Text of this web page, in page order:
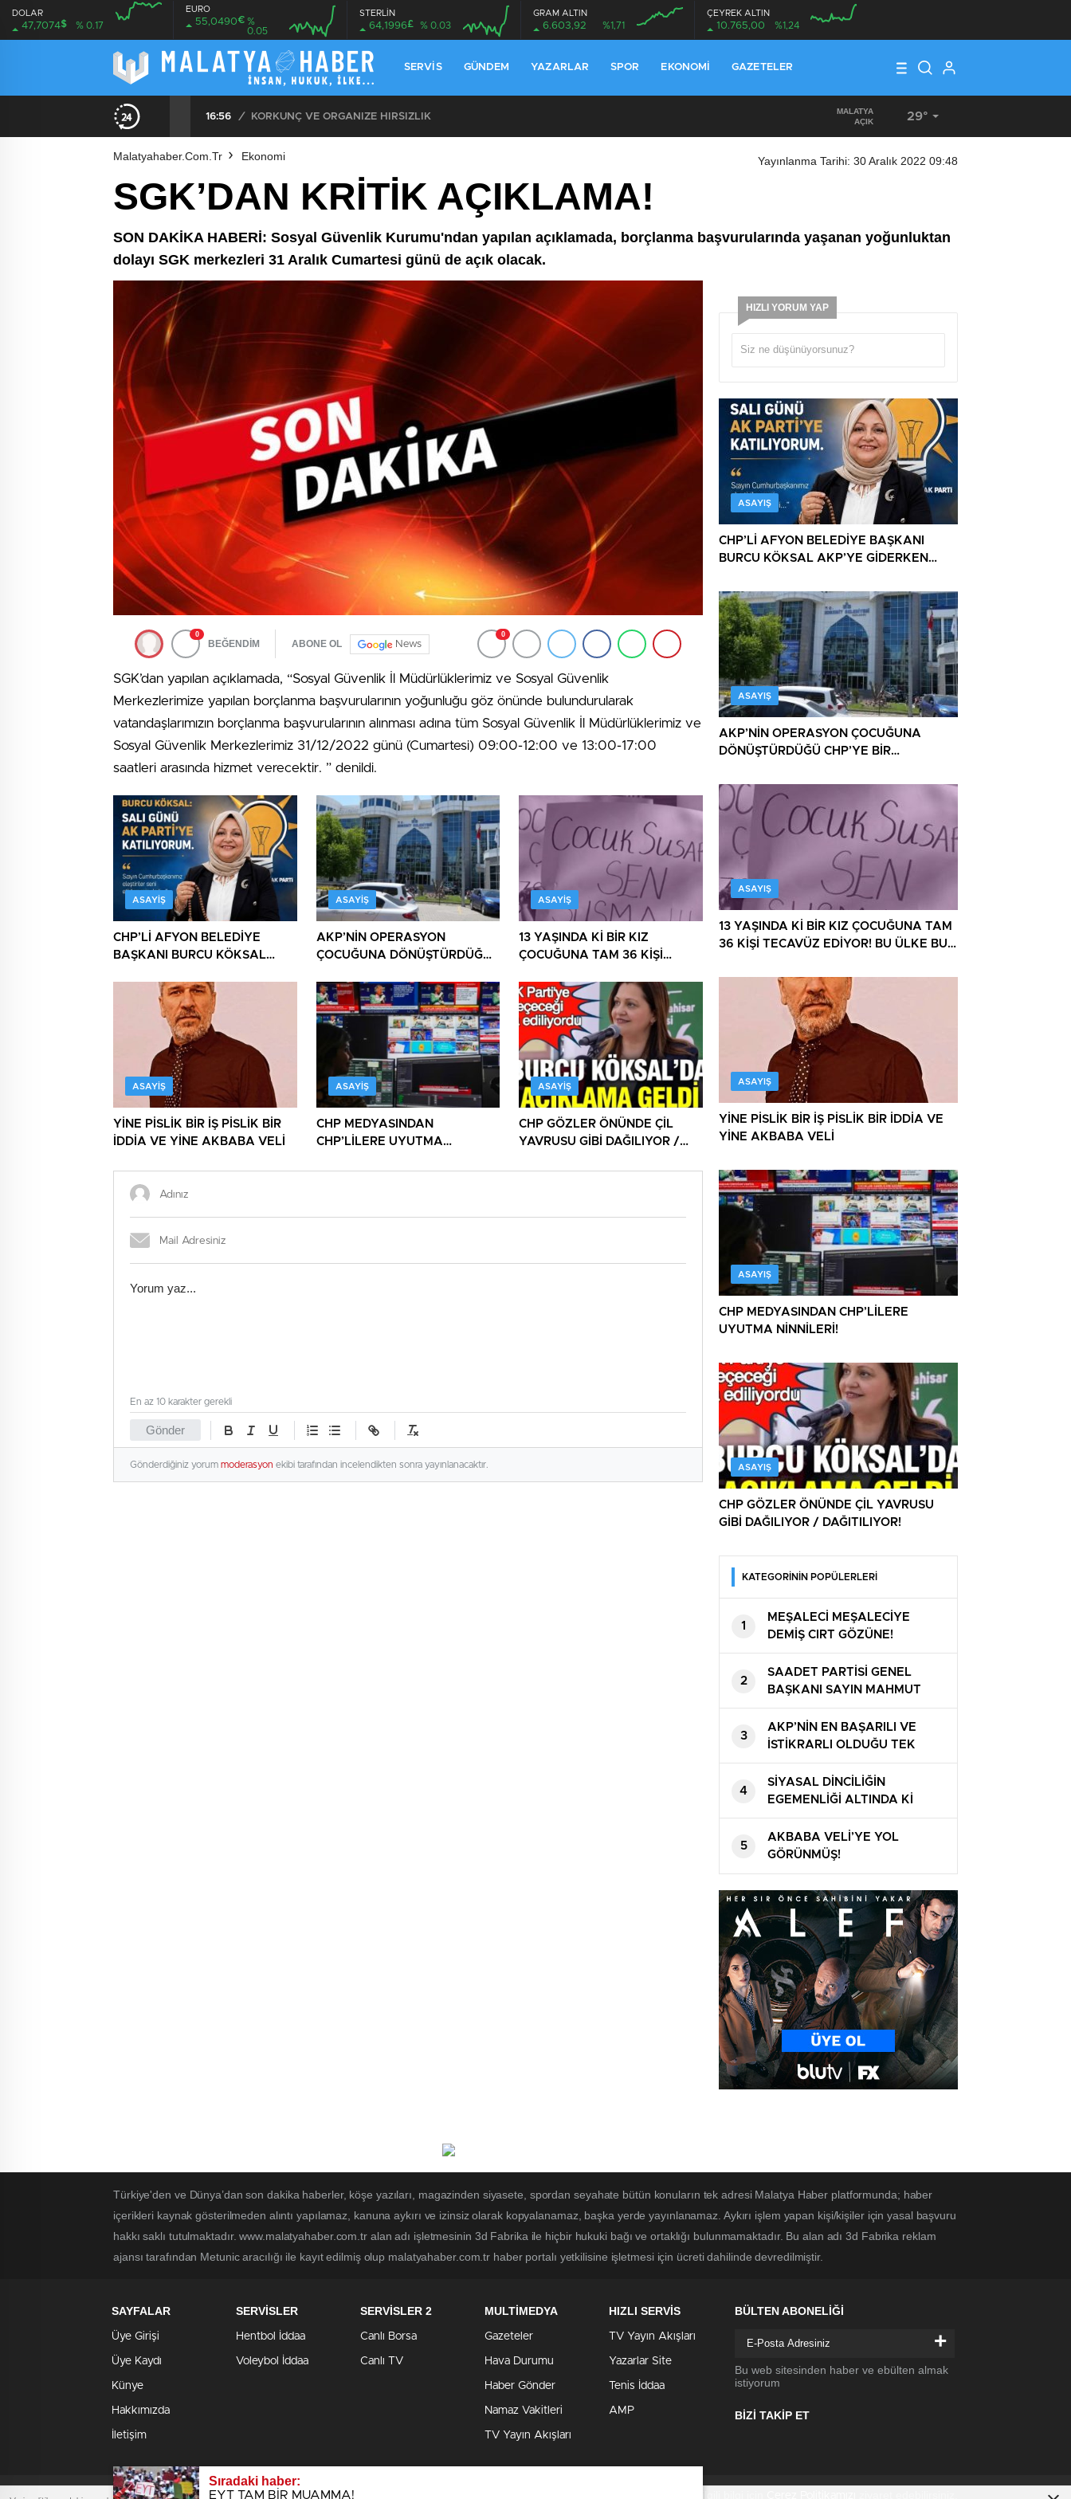
DOLAR
47,7074$ % 0.17
08:00
EURO
55,0490€ %
0.05
08:00
STERLİN
64,1996£ % 0.03
GRAM ALTIN
6.603,92 %1,71
ÇEYREK ALTIN
10.765,00 %1,24
SERVIS GÜNDEM YAZARLAR SPOR EKONOMI GAZETELER
16:56 / KORKUNÇ VE ORGANİZE HIRSIZLIK TÜRKİYE’DE VE ALMANYA’DA, MAAŞ VE ÜCRET
MALATYA
AÇIK
29°
Malatyahaber.com.tr Ekonomi Yayınlanma Tarihi: 30 Aralık 2022 09:48
SGK’DAN KRİTİK AÇIKLAMA!
SON DAKİKA HABERİ: Sosyal Güvenlik Kurumu'ndan yapılan açıklamada, borçlanma başvurularında yaşanan yoğunluktan
dolayı SGK merkezleri 31 Aralık Cumartesi günü de açık olacak.
0
BEĞENDİM ABONE OL News
0
SGK’dan yapılan açıklamada, “Sosyal Güvenlik İl Müdürlüklerimiz ve Sosyal Güvenlik
Merkezlerimize yapılan borçlanma başvurularının yoğunluğu göz önünde bulundurularak
vatandaşlarımızın borçlanma başvurularının alınması adına tüm Sosyal Güvenlik İl Müdürlüklerimiz ve
Sosyal Güvenlik Merkezlerimiz 31/12/2022 günü (Cumartesi) 09:00-12:00 ve 13:00-17:00
saatleri arasında hizmet verecektir. ” denildi.
ASAYIŞ
CHP’Lİ AFYON BELEDİYE
BAŞKANI BURCU KÖKSAL
BELEDİYEYİ DE GÖTÜRÜYOR!
ASAYIŞ
AKP’NİN OPERASYON
ÇOCUĞUNA DÖNÜŞTÜRDÜĞÜ
DAHA!
ASAYIŞ
13 YAŞINDA Kİ BİR KIZ
ÇOCUĞUNA TAM 36 KİŞİ
BU HALK NEREYE SAVRULDU
NASIL SAVRULDU!
ASAYIŞ
YİNE PİSLİK BİR İŞ PİSLİK BİR
İDDİA VE YİNE AKBABA VELİ
ASAYIŞ
CHP MEDYASINDAN
CHP’LİLERE UYUTMA
ASAYIŞ
CHP GÖZLER ÖNÜNDE ÇİL
YAVRUSU GİBİ DAĞILIYOR /
Gönder
En az 10 karakter gerekli
Gönderdiğiniz yorum moderasyon ekibi tarafından incelendikten sonra yayınlanacaktır.
Sıradaki haber:
EYT TAM BİR MUAMMA!
HIZLI YORUM YAP
ASAYIŞ
CHP’Lİ AFYON BELEDİYE BAŞKANI
BURCU KÖKSAL AKP’YE GİDERKEN
ASAYIŞ
AKP’NİN OPERASYON ÇOCUĞUNA
DÖNÜŞTÜRDÜĞÜ CHP’YE BİR
ASAYIŞ
13 YAŞINDA Kİ BİR KIZ ÇOCUĞUNA TAM
36 KİŞİ TECAVÜZ EDİYOR! BU ÜLKE BU
SAVRULDU!
ASAYIŞ
YİNE PİSLİK BİR İŞ PİSLİK BİR İDDİA VE
YİNE AKBABA VELİ
ASAYIŞ
CHP MEDYASINDAN CHP’LİLERE
UYUTMA NİNNİLERİ!
ASAYIŞ
CHP GÖZLER ÖNÜNDE ÇİL YAVRUSU
GİBİ DAĞILIYOR / DAĞITILIYOR!
KATEGORİNİN POPÜLERLERİ
1
MEŞALECİ MEŞALECİYE
DEMİŞ CIRT GÖZÜNE!
2
SAADET PARTİSİ GENEL
BAŞKANI SAYIN MAHMUT
ARIKAN ” BU ÜLKE SAHİPSİZ
DEĞİL ”
3
AKP’NİN EN BAŞARILI VE
İSTİKRARLI OLDUĞU TEK
ALAN! ZAM ZAM VE ZAM
HEM BENZİM VE HEM DE
MOTORİNE YİNE ZAM
4
SİYASAL DİNCİLİĞİN
EGEMENLİĞİ ALTINDA Kİ
ÜLKENİN SAĞLIK MÜDÜRÜNE
VARINCAYA KADAR HIRSIZ!
5
AKBABA VELİ’YE YOL
GÖRÜNMÜŞ!
Türkiye'den ve Dünya’dan son dakika haberler, köşe yazıları, magazinden siyasete, spordan seyahate bütün konuların tek adresi Malatya Haber platformunda; haber
içerikleri kaynak gösterilmeden alıntı yapılamaz, kanuna aykırı ve izinsiz olarak kopyalanamaz, başka yerde yayınlanamaz. Aykırı işlem yapan kişi/kişiler için yasal başvuru
hakkı saklı tutulmaktadır. www.malatyahaber.com.tr alan adı işletmesinin 3d Fabrika ile hiçbir hukuki bağı ve ortaklığı bulunmamaktadır. Bu alan adı 3d Fabrika reklam
ajansı tarafından Metunic aracılığı ile kayıt edilmiş olup malatyahaber.com.tr haber portalı yetkilisine işletmesi için ücreti dahilinde devredilmiştir.
SAYFALAR
Üye Girişi
Üye Kaydı
Künye
Hakkımızda
İletişim
SERVİSLER
Hentbol İddaa
Voleybol İddaa
SERVİSLER 2
Canlı Borsa
Canlı TV
MULTİMEDYA
Gazeteler
Hava Durumu
Haber Gönder
Namaz Vakitleri
TV Yayın Akışları
HIZLI SERVİS
TV Yayın Akışları
Yazarlar Site
Tenis İddaa
AMP
BÜLTEN ABONELİĞİ
+
Bu web sitesinden haber ve ebülten almak
istiyorum
BİZİ TAKİP ET